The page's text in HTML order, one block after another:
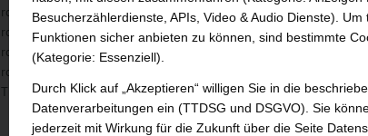
roll-ex® SF
roll-ex® DSE
roll-ex® MDSE
roll-ex® PDSE
TRP Reworker
Silikon
Compoundierung
Rücklaufaufarbeitung
mit TRP
Besucherzählerdienste, APIs, Video & Audio Dienste).
Funktionen sicher anbieten zu können, sind bestimmte
(Kategorie: Essenziell).
Durch Klick auf „Akzeptieren“ willigen Sie in die
Datenverarbeitungen ein (TTDSG und DSGVO). Sie
jederzeit mit Wirkung für die Zukunft über die Seite